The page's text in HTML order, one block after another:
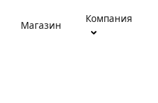
Магазин
Компания